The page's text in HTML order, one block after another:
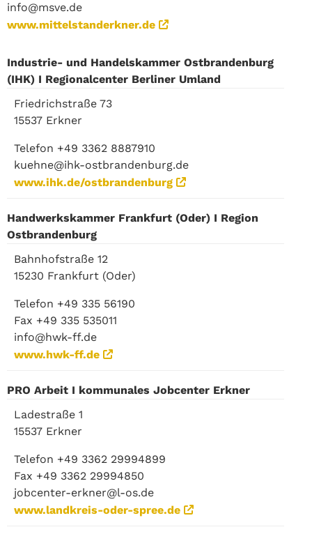
info@msve.de
www.mittelstanderkner.de
Industrie- und Handelskammer Ostbrandenburg
(IHK) I Regionalcenter Berliner Umland
Friedrichstraße 73
15537 Erkner
Telefon +49 3362 8887910
kuehne@ihk-ostbrandenburg.de
www.ihk.de/ostbrandenburg
Handwerkskammer Frankfurt (Oder) I Region
Ostbrandenburg
Bahnhofstraße 12
15230 Frankfurt (Oder)
Telefon +49 335 56190
Fax +49 335 535011
info@hwk-ff.de
www.hwk-ff.de
PRO Arbeit I kommunales Jobcenter Erkner
Ladestraße 1
15537 Erkner
Telefon +49 3362 29994899
Fax +49 3362 29994850
jobcenter-erkner@l-os.de
www.landkreis-oder-spree.de